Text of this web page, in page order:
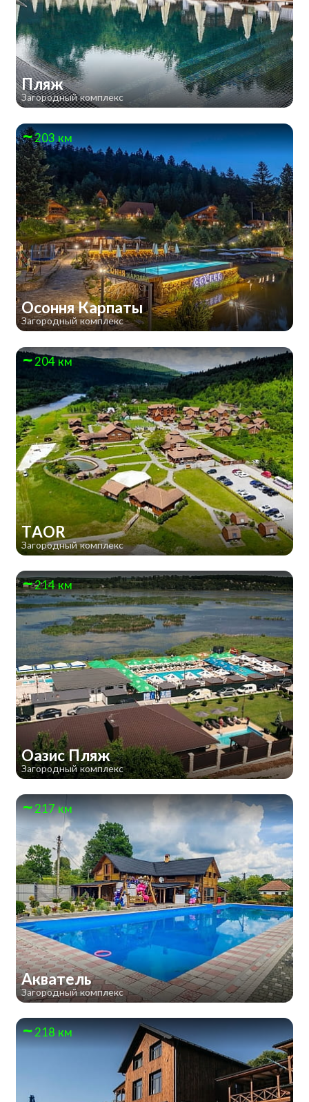
Пляж
Загородный комплекс
203 км
Осоння Карпаты
Загородный комплекс
204 км
TAOR
Загородный комплекс
214 км
Оазис Пляж
Загородный комплекс
217 км
Акватель
Загородный комплекс
218 км